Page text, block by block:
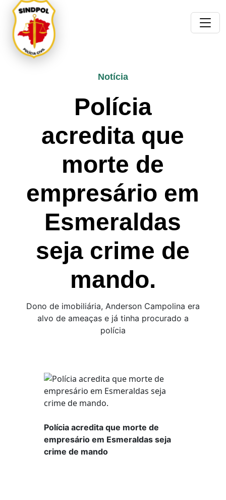
Notícia
Polícia
acredita que
morte de
empresário em
Esmeraldas
seja crime de
mando.
Dono de imobiliária, Anderson Campolina era
alvo de ameaças e já tinha procurado a
polícia
Polícia acredita que morte de
empresário em Esmeraldas seja
crime de mando